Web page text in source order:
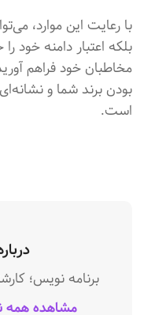
با رعایت این موارد،
بلکه اعتبار دامنه خود
مخاطبان خود فراهم
بودن برند شما و
است.
برنامه نویس؛
مشاهده همه